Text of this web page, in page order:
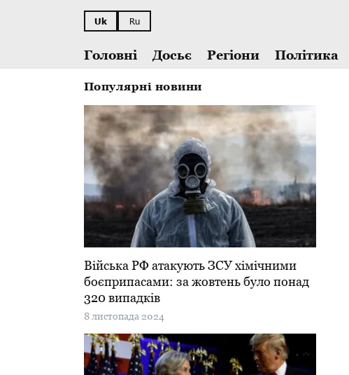
Головні Досьє Регіони Політика
Uk Ru
Популярні новини
​Війська РФ атакують ЗСУ хімічними
боєприпасами: за жовтень було понад
320 випадків
8 листопада 2024